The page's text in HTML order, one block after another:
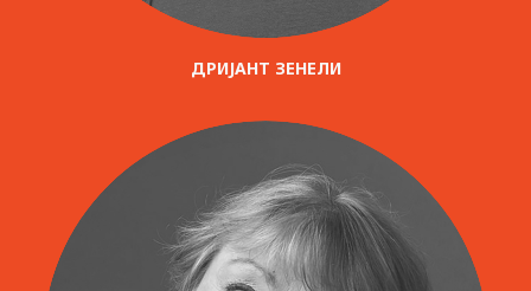
ДРИЈАНТ ЗЕНЕЛИ